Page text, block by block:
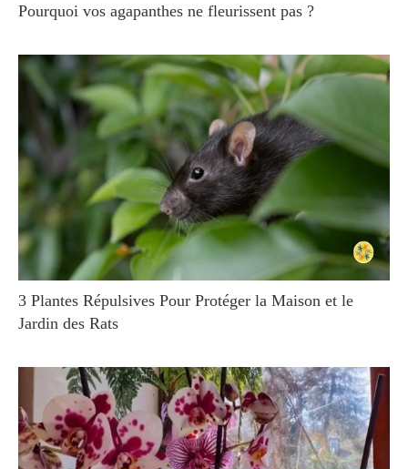
Pourquoi vos agapanthes ne fleurissent pas ?
3 Plantes Répulsives Pour Protéger la Maison et le
Jardin des Rats